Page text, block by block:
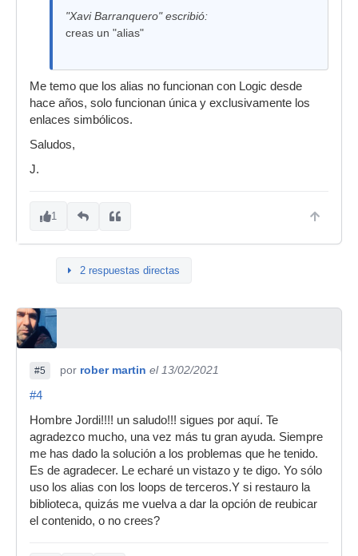
"Xavi Barranquero" escribió:
creas un "alias"
Me temo que los alias no funcionan con Logic desde
hace años, solo funcionan única y exclusivamente los
enlaces simbólicos.
Saludos,
J.
1
2 respuestas directas
#5 por rober martin el 13/02/2021
#4
Hombre Jordi!!!! un saludo!!! sigues por aquí. Te
agradezco mucho, una vez más tu gran ayuda. Siempre
me has dado la solución a los problemas que he tenido.
Es de agradecer. Le echaré un vistazo y te digo. Yo sólo
uso los alias con los loops de terceros.Y si restauro la
biblioteca, quizás me vuelva a dar la opción de reubicar
el contenido, o no crees?